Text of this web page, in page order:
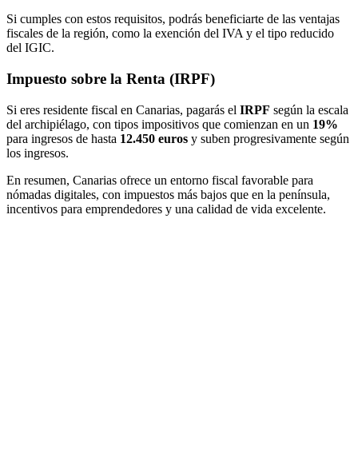
Si cumples con estos requisitos, podrás beneficiarte de las ventajas
fiscales de la región, como la exención del IVA y el tipo reducido
del IGIC.
Impuesto sobre la Renta (IRPF)
Si eres residente fiscal en Canarias, pagarás el IRPF según la escala
del archipiélago, con tipos impositivos que comienzan en un 19%
para ingresos de hasta 12.450 euros y suben progresivamente según
los ingresos.
En resumen, Canarias ofrece un entorno fiscal favorable para
nómadas digitales, con impuestos más bajos que en la península,
incentivos para emprendedores y una calidad de vida excelente.